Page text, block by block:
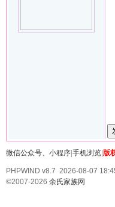
微信公众号、小程序 手机浏览 版
PHPWIND v8.7 2026-08-07
©2007-2026 余氏家族网